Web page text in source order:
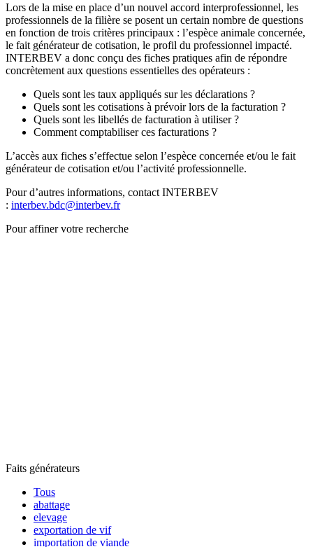
Lors de la mise en place d’un nouvel accord interprofessionnel, les
professionnels de la filière se posent un certain nombre de questions
en fonction de trois critères principaux : l’espèce animale concernée,
le fait générateur de cotisation, le profil du professionnel impacté.
INTERBEV a donc conçu des fiches pratiques afin de répondre
concrètement aux questions essentielles des opérateurs :
Quels sont les taux appliqués sur les déclarations ?
Quels sont les cotisations à prévoir lors de la facturation ?
Quels sont les libellés de facturation à utiliser ?
Comment comptabiliser ces facturations ?
L’accès aux fiches s’effectue selon l’espèce concernée et/ou le fait
générateur de cotisation et/ou l’activité professionnelle.
Pour d’autres informations, contact INTERBEV
: interbev.bdc@interbev.fr
Pour affiner votre recherche
Faits générateurs
Tous
abattage
elevage
exportation de vif
importation de viande